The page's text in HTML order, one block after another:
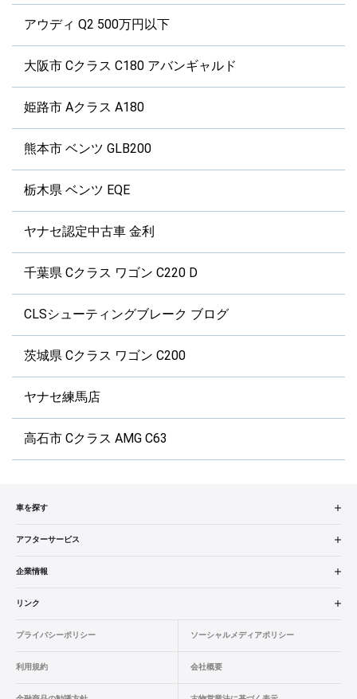
アウディ Q2 500万円以下
大阪市 Cクラス C180 アバンギャルド
姫路市 Aクラス A180
熊本市 ベンツ GLB200
栃木県 ベンツ EQE
ヤナセ認定中古車 金利
千葉県 Cクラス ワゴン C220 D
CLSシューティングブレーク ブログ
茨城県 Cクラス ワゴン C200
ヤナセ練馬店
高石市 Cクラス AMG C63
車を探す
中古車検索
販売店検索
エリア別最新ニュース
品質と保証
ローン・リース
アフターサービス
アフターサービス
車検／定期点検
コーティング
タイヤ交換
企業情報
企業概要
業績決算情報
プレスリリース
リンク
ヤナセ認定中古車
BMW認定中古車
プライバシーポリシー ソーシャルメディアポリシー
利用規約 会社概要